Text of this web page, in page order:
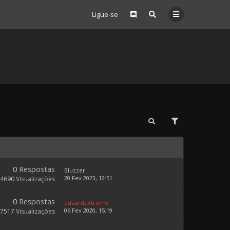
Ligue-se
0 Respostas
Visualizações
Bluzzer
20 Fev 2023, 12:51
0 Respostas
Visualizações
eduardextreme
06 Fev 2020, 15:19